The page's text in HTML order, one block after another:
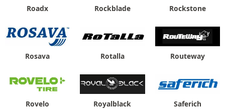
Roadx Rockblade Rockstone
Rosava Rotalla Routeway
Rovelo Royalblack Saferich